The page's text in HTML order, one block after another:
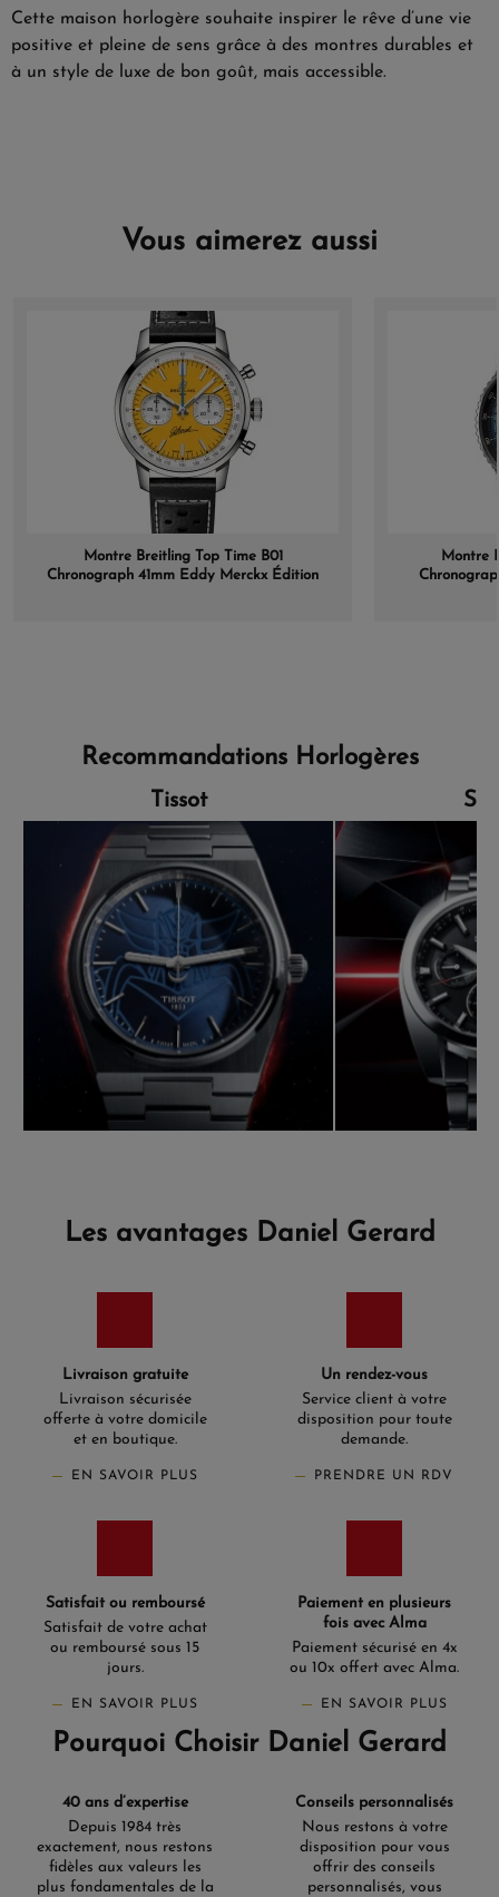
Cette maison horlogère souhaite inspirer le rêve d’une vie
positive et pleine de sens grâce à des montres durables et
à un style de luxe de bon goût, mais accessible.
Vous aimerez aussi
Montre Breitling Top Time B01
Chronograph 41mm Eddy Merckx Édition
Montre
Recommandations Horlogères
Tissot
Les avantages Daniel Gerard
Livraison gratuite
Livraison sécurisée
offerte à votre domicile
et en boutique.
EN SAVOIR PLUS
Un rendez-vous
Service client à votre
disposition pour toute
demande.
PRENDRE UN RDV
Satisfait ou remboursé
Satisfait de votre achat
ou remboursé sous 15
jours.
EN SAVOIR PLUS
Paiement en plusieurs
fois avec Alma
Paiement sécurisé en 4x
ou 10x offert avec Alma.
EN SAVOIR PLUS
Pourquoi Choisir Daniel Gerard
40 ans d’expertise
Depuis 1984 très
exactement, nous restons
fidèles aux valeurs les
plus fondamentales de la
Conseils personnalisés
Nous restons à votre
disposition pour vous
offrir des conseils
personnalisés, vous